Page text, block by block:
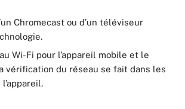
Chromecast ou d’un téléviseur
Wi-Fi pour l’appareil mobile et le
vérification du réseau se fait dans les